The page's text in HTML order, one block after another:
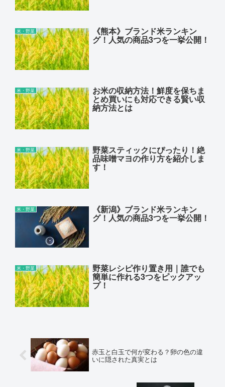
米・野菜 《熊本》ブランド米ランキン
グ！人気の商品3つを一挙公開！
米・野菜 お米の収納方法！鮮度を保ちま
とめ買いにも対応できる賢い収
納方法とは
米・野菜 野菜スティックにぴったり！絶
品味噌マヨの作り方を紹介しま
す！
米・野菜 《新潟》ブランド米ランキン
グ！人気の商品3つを一挙公開！
米・野菜 野菜レシピ作り置き用｜誰でも
簡単に作れる3つをピックアッ
プ！
赤玉と白玉で何が変わる？卵の色の違
いに隠された真実とは